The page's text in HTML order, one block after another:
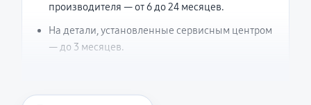
производителя — от 6 до 24 месяцев.
На детали, установленные сервисным центром
— до 3 месяцев.